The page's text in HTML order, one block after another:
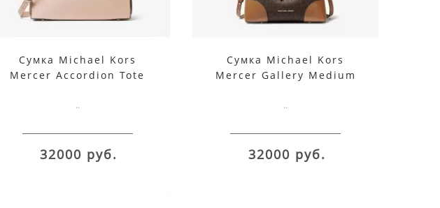
Сумка Michael Kors
Mercer Accordion Tote
..
32000 руб.
Сумка Michael Kors
Mercer Gallery Medium
Acorn
..
32000 руб.